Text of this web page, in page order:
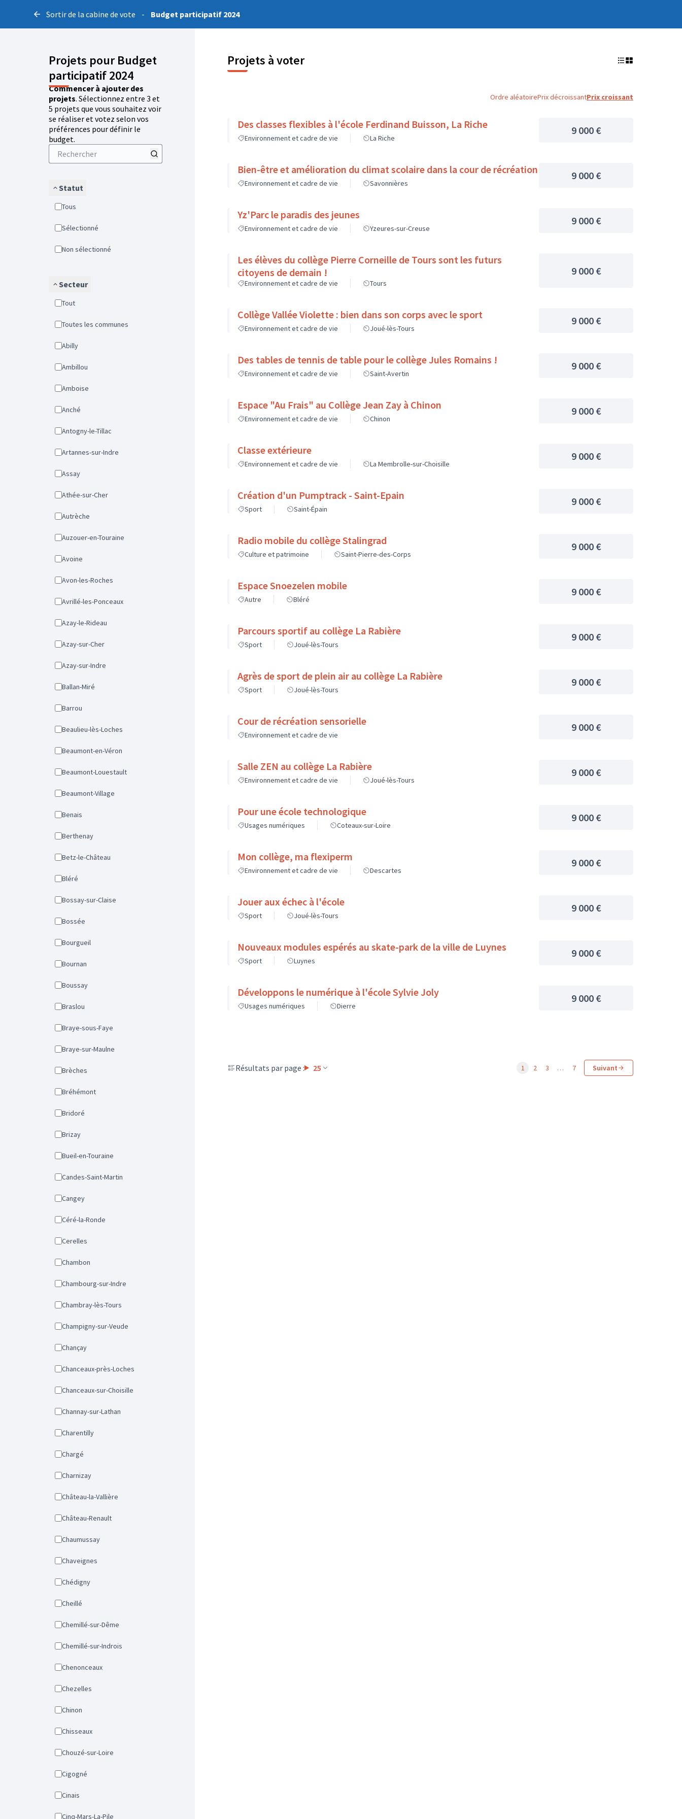
Sortir de la cabine de vote - Budget participatif 2024
Projets pour Budget
participatif 2024
Commencer à ajouter des
projets. Sélectionnez entre 3 et
5 projets que vous souhaitez voir
se réaliser et votez selon vos
préférences pour définir le
budget.
Statut
Tous
Sélectionné
Non sélectionné
Secteur
Tout
Toutes les communes
Abilly
Ambillou
Amboise
Anché
Antogny-le-Tillac
Artannes-sur-Indre
Assay
Athée-sur-Cher
Autrèche
Auzouer-en-Touraine
Avoine
Avon-les-Roches
Avrillé-les-Ponceaux
Azay-le-Rideau
Azay-sur-Cher
Azay-sur-Indre
Ballan-Miré
Barrou
Beaulieu-lès-Loches
Beaumont-en-Véron
Beaumont-Louestault
Beaumont-Village
Benais
Berthenay
Betz-le-Château
Bléré
Bossay-sur-Claise
Bossée
Bourgueil
Bournan
Boussay
Braslou
Braye-sous-Faye
Braye-sur-Maulne
Brèches
Bréhémont
Bridoré
Brizay
Bueil-en-Touraine
Candes-Saint-Martin
Cangey
Céré-la-Ronde
Cerelles
Chambon
Chambourg-sur-Indre
Chambray-lès-Tours
Champigny-sur-Veude
Chançay
Chanceaux-près-Loches
Chanceaux-sur-Choisille
Channay-sur-Lathan
Charentilly
Chargé
Charnizay
Château-la-Vallière
Château-Renault
Chaumussay
Chaveignes
Chédigny
Cheillé
Chemillé-sur-Dême
Chemillé-sur-Indrois
Chenonceaux
Chezelles
Chinon
Chisseaux
Chouzé-sur-Loire
Cigogné
Cinais
Cinq-Mars-La-Pile
Projets à voter
Ordre aléatoirePrix décroissantPrix croissant
Des classes flexibles à l'école Ferdinand Buisson, La Riche
Environnement et cadre de vie La Riche
9 000 €
Bien-être et amélioration du climat scolaire dans la cour de récréation
Environnement et cadre de vie Savonnières
9 000 €
Yz'Parc le paradis des jeunes
Environnement et cadre de vie Yzeures-sur-Creuse
9 000 €
Les élèves du collège Pierre Corneille de Tours sont les futurs
citoyens de demain !
Environnement et cadre de vie Tours
9 000 €
Collège Vallée Violette : bien dans son corps avec le sport
Environnement et cadre de vie Joué-lès-Tours
9 000 €
Des tables de tennis de table pour le collège Jules Romains !
Environnement et cadre de vie Saint-Avertin
9 000 €
Espace "Au Frais" au Collège Jean Zay à Chinon
Environnement et cadre de vie Chinon
9 000 €
Classe extérieure
Environnement et cadre de vie La Membrolle-sur-Choisille
9 000 €
Création d'un Pumptrack - Saint-Epain
Sport Saint-Épain
9 000 €
Radio mobile du collège Stalingrad
Culture et patrimoine Saint-Pierre-des-Corps
9 000 €
Espace Snoezelen mobile
Autre Bléré
9 000 €
Parcours sportif au collège La Rabière
Sport Joué-lès-Tours
9 000 €
Agrès de sport de plein air au collège La Rabière
Sport Joué-lès-Tours
9 000 €
Cour de récréation sensorielle
Environnement et cadre de vie
9 000 €
Salle ZEN au collège La Rabière
Environnement et cadre de vie Joué-lès-Tours
9 000 €
Pour une école technologique
Usages numériques Coteaux-sur-Loire
9 000 €
Mon collège, ma flexiperm
Environnement et cadre de vie Descartes
9 000 €
Jouer aux échec à l'école
Sport Joué-lès-Tours
9 000 €
Nouveaux modules espérés au skate-park de la ville de Luynes
Sport Luynes
9 000 €
Développons le numérique à l'école Sylvie Joly
Usages numériques Dierre
9 000 €
Résultats par page : 25 1 2 3 … 7 Suivant